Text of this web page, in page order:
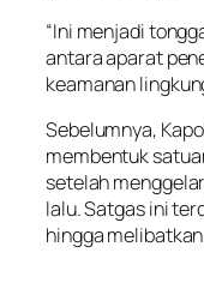
“Ini menjadi
antara aparat
keamanan
Sebelumnya,
membentuk
setelah
lalu. Satgas ini
hingga